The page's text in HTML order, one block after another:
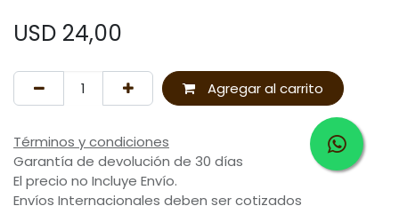
USD 24,00
Agregar al carrito
Términos y condiciones
Garantía de devolución de 30 días
El precio no Incluye Envío.
Envíos Internacionales deben ser cotizados